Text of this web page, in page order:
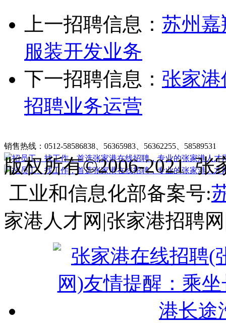
上一招聘信息： 苏州
服装开发业务
下一招聘信息： 张家
招聘业务运营
销售热线：0512-58586838、56365983、56362255、58589531
版权所有©2006-2021 张
工业和信息化部备案号:
家港人才网|张家港招聘